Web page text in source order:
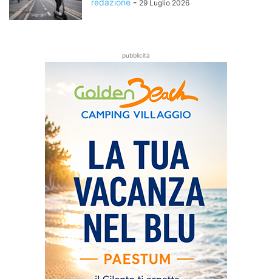
redazione - 29 Luglio 2026
pubblicità